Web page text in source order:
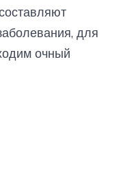
для
очный